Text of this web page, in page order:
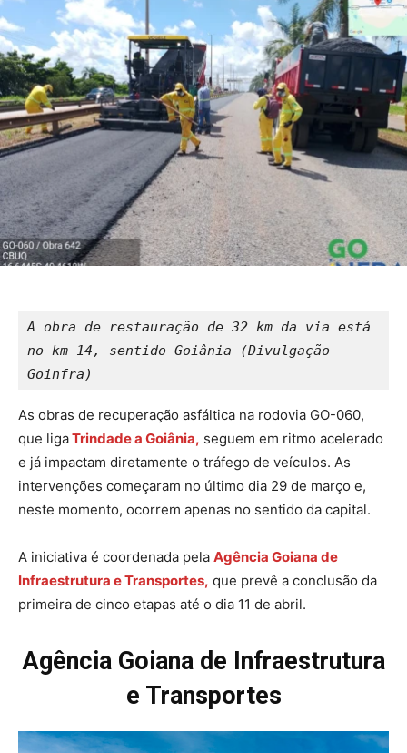
A obra de restauração de 32 km da via está
no km 14, sentido Goiânia (Divulgação
Goinfra)
As obras de recuperação asfáltica na rodovia GO-060,
que ligaTrindade a Goiânia, seguem em ritmo acelerado
e já impactam diretamente o tráfego de veículos. As
intervenções começaram no último dia 29 de março e,
neste momento, ocorrem apenas no sentido da capital.
A iniciativa é coordenada pela Agência Goiana de
Infraestrutura e Transportes, que prevê a conclusão da
primeira de cinco etapas até o dia 11 de abril.
Agência Goiana de Infraestrutura
e Transportes